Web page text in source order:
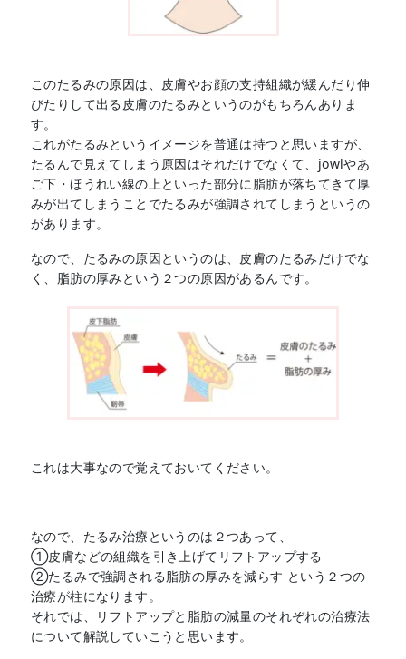
このたるみの原因は、皮膚やお顔の支持組織が緩んだり伸
びたりして出る皮膚のたるみというのがもちろんありま
す。
これがたるみというイメージを普通は持つと思いますが、
たるんで見えてしまう原因はそれだけでなくて、jowlやあ
ご下・ほうれい線の上といった部分に脂肪が落ちてきて厚
みが出てしまうことでたるみが強調されてしまうというの
があります。
なので、たるみの原因というのは、皮膚のたるみだけでな
く、脂肪の厚みという２つの原因があるんです。
これは大事なので覚えておいてください。
なので、たるみ治療というのは２つあって、
①皮膚などの組織を引き上げてリフトアップする
②たるみで強調される脂肪の厚みを減らす という２つの
治療が柱になります。
それでは、リフトアップと脂肪の減量のそれぞれの治療法
について解説していこうと思います。